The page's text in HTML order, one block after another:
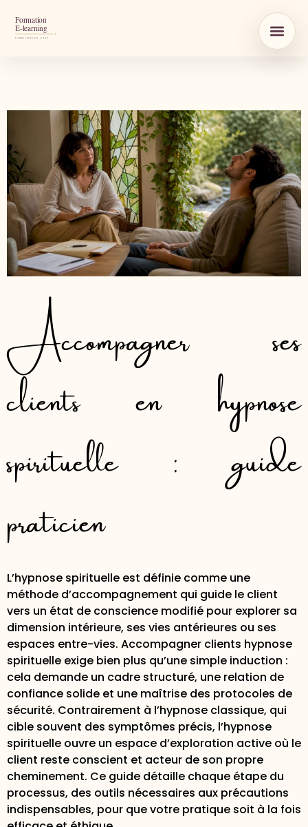
Accompagner ses
clients en hypnose
spirituelle : guide
praticien
L’hypnose spirituelle est définie comme une
méthode d’accompagnement qui guide le client
vers un état de conscience modifié pour explorer sa
dimension intérieure, ses vies antérieures ou ses
espaces entre-vies. Accompagner clients hypnose
spirituelle exige bien plus qu’une simple induction :
cela demande un cadre structuré, une relation de
confiance solide et une maîtrise des protocoles de
sécurité. Contrairement à l’hypnose classique, qui
cible souvent des symptômes précis, l’hypnose
spirituelle ouvre un espace d’exploration active où le
client reste conscient et acteur de son propre
cheminement. Ce guide détaille chaque étape du
processus, des outils nécessaires aux précautions
indispensables, pour que votre pratique soit à la fois